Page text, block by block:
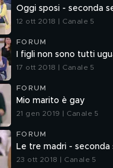
Oggi sposi - seconda
12 ott 2018 | Canale 5
FORUM
I figli non sono tutti
17 ott 2018 | Canale 5
FORUM
Mio marito è gay
21 gen 2019 | Canale 5
FORUM
Le tre madri - seconda
23 ott 2018 | Canale 5